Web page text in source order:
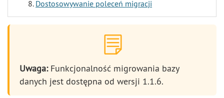
Dostosowywanie poleceń migracji
Uwaga:Funkcjonalność migrowania bazy
danych jest dostępna od wersji 1.1.6.